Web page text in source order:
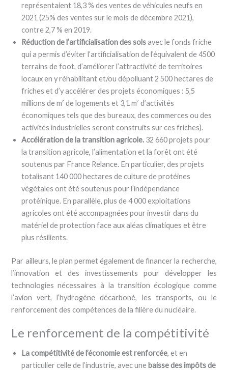
représentaient 18,3 % des ventes de véhicules neufs en
2021 (25% des ventes sur le mois de décembre 2021),
contre 2,7 % en 2019.
Réduction de l’artificialisation des solsavec le fonds friche
qui a permis d’éviter l’artificialisation de l’équivalent de 4500
terrains de foot, d’améliorer l’attractivité de territoires
locaux en y réhabilitant et/ou dépolluant 2 500 hectares de
friches et d’y accélérer des projets économiques : 5,5
millions de m² de logements et 3,1 m² d’activités
économiques tels que des bureaux, des commerces ou des
activités industrielles seront construits sur ces friches).
Accélération de la transition agricole. 32 660 projets pour
la transition agricole, l’alimentation et la forêt ont été
soutenus par France Relance. En particulier, des projets
totalisant 140 000 hectares de culture de protéines
végétales ont été soutenus pour l’indépendance
protéinique. En parallèle, plus de 4 000 exploitations
agricoles ont été accompagnées pour investir dans du
matériel de protection face aux aléas climatiques et être
plus résilients.
Par ailleurs, le plan permet également de financer la recherche,
l’innovation et des investissements pour développer les
technologies nécessaires à la transition écologique comme
l’avion vert, l’hydrogène décarboné, les transports, ou le
renforcement des compétences de la filière du nucléaire.
Le renforcement de la compétitivité
La compétitivité de l’économie est renforcée, et en
particulier celle de l’industrie, avec une baisse des impôts de